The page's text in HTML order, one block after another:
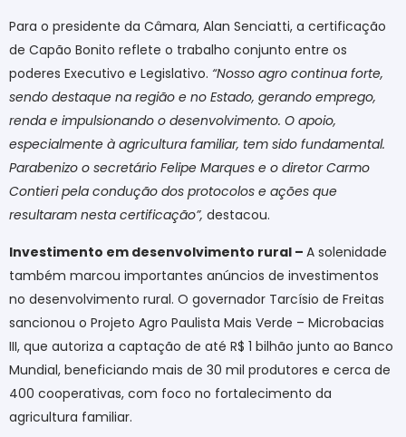
Para o presidente da Câmara, Alan Senciatti, a certificação
de Capão Bonito reflete o trabalho conjunto entre os
poderes Executivo e Legislativo. “Nosso agro continua forte,
sendo destaque na região e no Estado, gerando emprego,
renda e impulsionando o desenvolvimento. O apoio,
especialmente à agricultura familiar, tem sido fundamental.
Parabenizo o secretário Felipe Marques e o diretor Carmo
Contieri pela condução dos protocolos e ações que
resultaram nesta certificação”, destacou.
Investimento em desenvolvimento rural – A solenidade
também marcou importantes anúncios de investimentos
no desenvolvimento rural. O governador Tarcísio de Freitas
sancionou o Projeto Agro Paulista Mais Verde – Microbacias
III, que autoriza a captação de até R$ 1 bilhão junto ao Banco
Mundial, beneficiando mais de 30 mil produtores e cerca de
400 cooperativas, com foco no fortalecimento da
agricultura familiar.